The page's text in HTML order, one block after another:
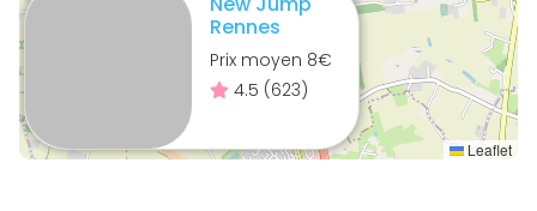
Leaflet
Rennes
Prix moyen 8€
4.5 (623)